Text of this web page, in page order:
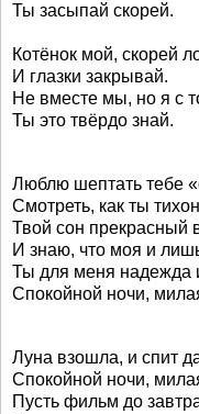
Ты засыпай скорей.
Котёнок мой, скорей
И глазки закрывай.
Не вместе мы, но я с
Ты это твёрдо знай.
Люблю шептать тебе
Смотреть, как ты
Твой сон прекрасный
И знаю, что моя и
Ты для меня надежда
Спокойной ночи,
Луна взошла, и спит
Спокойной ночи,
Пусть фильм до